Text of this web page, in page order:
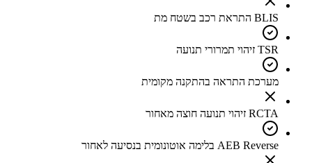
BLIS התראת רכב בשטח מת
TSR זיהוי תמרורי תנועה
מערכת התראה בהתקנה מקומית
RCTA זיהוי תנועה חוצה מאחור
AEB Reverse בלימה אוטונומית בנסיעה לאחור